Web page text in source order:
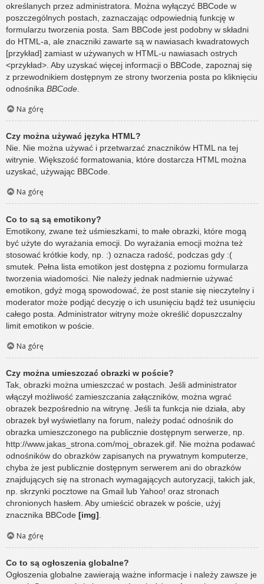
określanych przez administratora. Można wyłączyć BBCode w
poszczególnych postach, zaznaczając odpowiednią funkcję w
formularzu tworzenia posta. Sam BBCode jest podobny w składni
do HTML-a, ale znaczniki zawarte są w nawiasach kwadratowych
[przykład] zamiast w używanych w HTML-u nawiasach ostrych
<przykład>. Aby uzyskać więcej informacji o BBCode, zapoznaj się
z przewodnikiem dostępnym ze strony tworzenia posta po kliknięciu
odnośnika BBCode
Na górę
Czy można używać języka HTML?
Nie. Nie można używać i przetwarzać znaczników HTML na tej
witrynie. Większość formatowania, które dostarcza HTML można
uzyskać, używając BBCode.
Na górę
Co to są są emotikony?
Emotikony, zwane też uśmieszkami, to małe obrazki, które mogą
być użyte do wyrażania emocji. Do wyrażania emocji można też
stosować krótkie kody, np. :) oznacza radość, podczas gdy :(
smutek. Pełna lista emotikon jest dostępna z poziomu formularza
tworzenia wiadomości. Nie należy jednak nadmiernie używać
emotikon, gdyż mogą spowodować, że post stanie się nieczytelny i
moderator może podjąć decyzję o ich usunięciu bądź też usunięciu
całego posta. Administrator witryny może określić dopuszczalny
limit emotikon w poście.
Na górę
Czy można umieszczać obrazki w poście?
Tak, obrazki można umieszczać w postach. Jeśli administrator
włączył możliwość zamieszczania załączników, można wgrać
obrazek bezpośrednio na witrynę. Jeśli ta funkcja nie działa, aby
obrazek był wyświetlany na forum, należy podać odnośnik do
obrazka umieszczonego na publicznie dostępnym serwerze, np.
http://www.jakas_strona.com/moj_obrazek.gif. Nie można podawać
odnośników do obrazków zapisanych na prywatnym komputerze,
chyba że jest publicznie dostępnym serwerem ani do obrazków
znajdujących się na stronach wymagających autoryzacji, takich jak,
np. skrzynki pocztowe na Gmail lub Yahoo! oraz stronach
chronionych hasłem. Aby umieścić obrazek w poście, użyj
znacznika BBCode [img].
Na górę
Co to są ogłoszenia globalne?
Ogłoszenia globalne zawierają ważne informacje i należy zawsze je